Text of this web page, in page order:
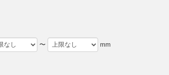
〜
mm